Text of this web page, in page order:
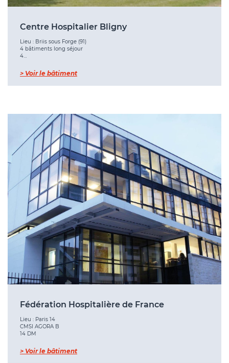
Centre Hospitalier Bligny
Lieu : Briis sous Forge (91)
4 bâtiments long séjour
4…
> Voir le bâtiment
Fédération Hospitalière de France
Lieu : Paris 14
CMSI AGORA B
14 DM
> Voir le bâtiment